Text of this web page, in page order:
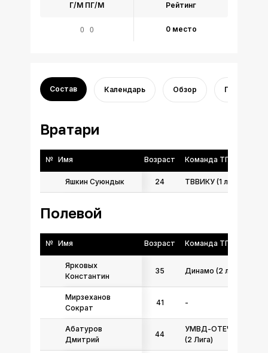
Г/М ПГ/М
0 0
Рейтинг
0 место
Состав Календарь Обзор Переходы
Вратари
№ Имя Возраст Команда ТГФФ
Яшкин Суюндык 24 ТВВИКУ (1 лига)
Полевой
№ Имя Возраст Команда ТГФФ
Ярковых
Константин
35 Динамо (2 лига)
Мирзеханов
Сократ
41 -
Абатуров
Дмитрий
44
УМВД-ОТЕЧЕСТВО
(2 Лига)